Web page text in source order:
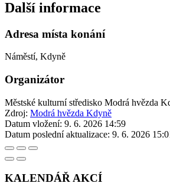
Další informace
Adresa místa konání
Náměstí, Kdyně
Organizátor
Městské kulturní středisko Modrá hvězda
Zdroj: Modrá hvězda Kdyně
Datum vložení: 9. 6. 2026 14:59
Datum poslední aktualizace: 9. 6. 2026
KALENDÁŘ AKCÍ